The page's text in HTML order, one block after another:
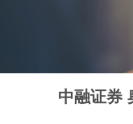
中融证券